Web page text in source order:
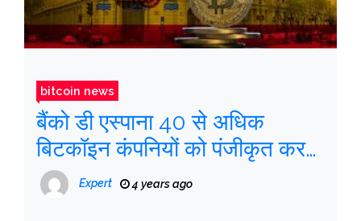
bitcoin news
बैंको डी एस्पाना 40 से अधिक
बिटकॉइन कंपनियों को पंजीकृत करता
है, लेकिन उनके संचालन की निगरानी
नहीं करता है
Expert 4 years ago